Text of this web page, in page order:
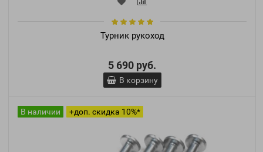
Турник рукоход
5 690 руб.
В корзину
В наличии +доп. скидка 10%*